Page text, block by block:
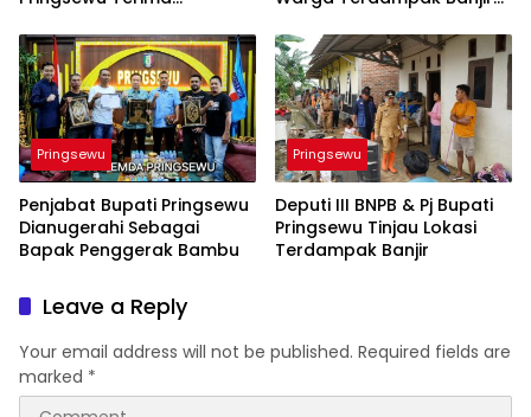
Pringsewu
Penjabat Bupati Pringsewu
Dianugerahi Sebagai
Bapak Penggerak Bambu
Pringsewu
Deputi III BNPB & Pj Bupati
Pringsewu Tinjau Lokasi
Terdampak Banjir
Leave a Reply
Your email address will not be published. Required fields are
marked *